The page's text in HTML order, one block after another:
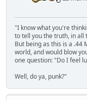
"I know what you're
to tell you the truth, in all
But being as this is a .44
world, and would blow
one question: "Do I feel
Well, do ya, punk?"